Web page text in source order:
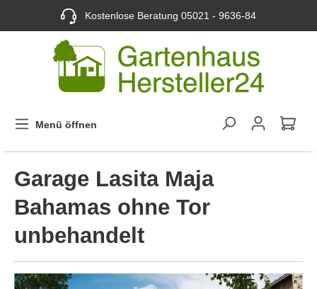
Kostenlose Beratung05021 - 9636-84
Menü öffnen
Garage Lasita Maja
Bahamas ohne Tor
unbehandelt